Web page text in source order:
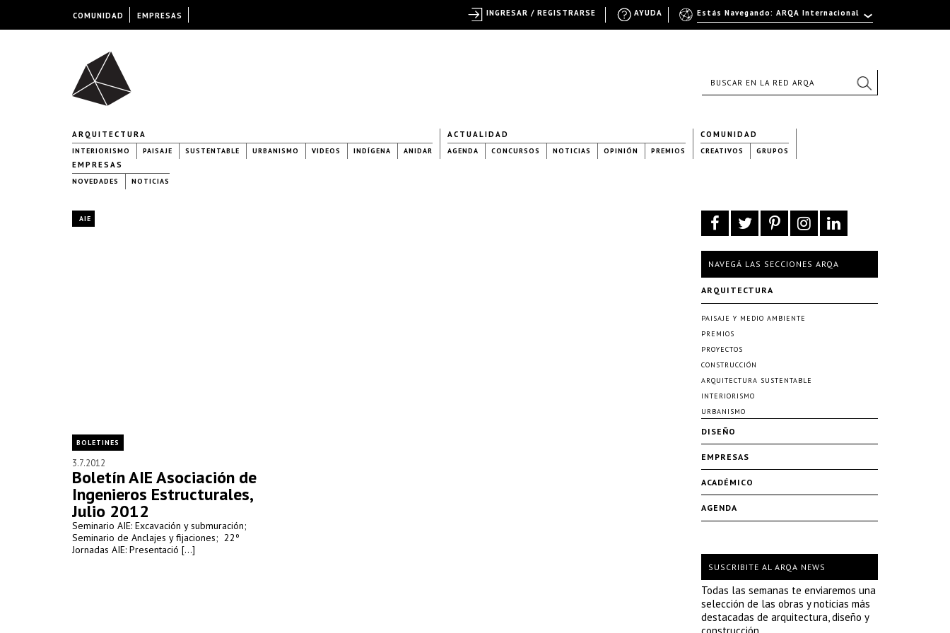
ARQUITECTURA
INTERIORISMO PAISAJE SUSTENTABLE URBANISMO VIDEOS INDÍGENA ANIDAR
ACTUALIDAD
AGENDA CONCURSOS NOTICIAS OPINIÓN PREMIOS
COMUNIDAD
CREATIVOS GRUPOS
EMPRESAS
NOVEDADES NOTICIAS
AIE
BOLETINES
3.7.2012
Boletín AIE Asociación de
Ingenieros Estructurales,
Julio 2012
Seminario AIE: Excavación y submuración;
Seminario de Anclajes y fijaciones; 22º
Jornadas AIE: Presentació [...]
NAVEGÁ LAS SECCIONES ARQA
ARQUITECTURA
PAISAJE Y MEDIO AMBIENTE
PREMIOS
PROYECTOS
CONSTRUCCIÓN
ARQUITECTURA SUSTENTABLE
INTERIORISMO
URBANISMO
DISEÑO
EMPRESAS
ACADÉMICO
AGENDA
SUSCRIBITE AL ARQA NEWS
Todas las semanas te enviaremos una
selección de las obras y noticias más
destacadas de arquitectura, diseño y
COMUNIDAD EMPRESAS Estás Navegando: ARQA Internacional
AYUDA
INGRESAR / REGISTRARSE